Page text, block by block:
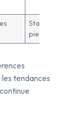
Statement
pieces
tendances